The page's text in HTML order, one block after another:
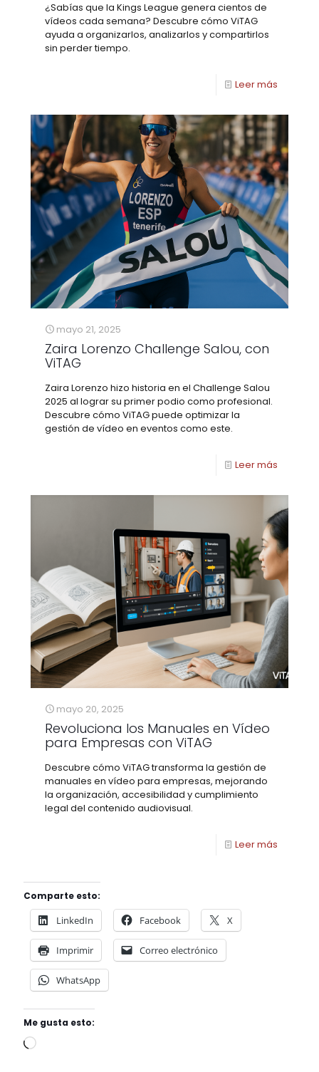
¿Sabías que la Kings League genera cientos de
vídeos cada semana? Descubre cómo ViTAG
ayuda a organizarlos, analizarlos y compartirlos
sin perder tiempo.
Leer más
mayo 21, 2025
Zaira Lorenzo Challenge Salou, con
ViTAG
Zaira Lorenzo hizo historia en el Challenge Salou
2025 al lograr su primer podio como profesional.
Descubre cómo ViTAG puede optimizar la
gestión de vídeo en eventos como este.
Leer más
mayo 20, 2025
Revoluciona los Manuales en Vídeo
para Empresas con ViTAG
Descubre cómo ViTAG transforma la gestión de
manuales en vídeo para empresas, mejorando
la organización, accesibilidad y cumplimiento
legal del contenido audiovisual.
Leer más
Comparte esto:
LinkedIn Facebook X
Imprimir Correo electrónico
WhatsApp
Me gusta esto: